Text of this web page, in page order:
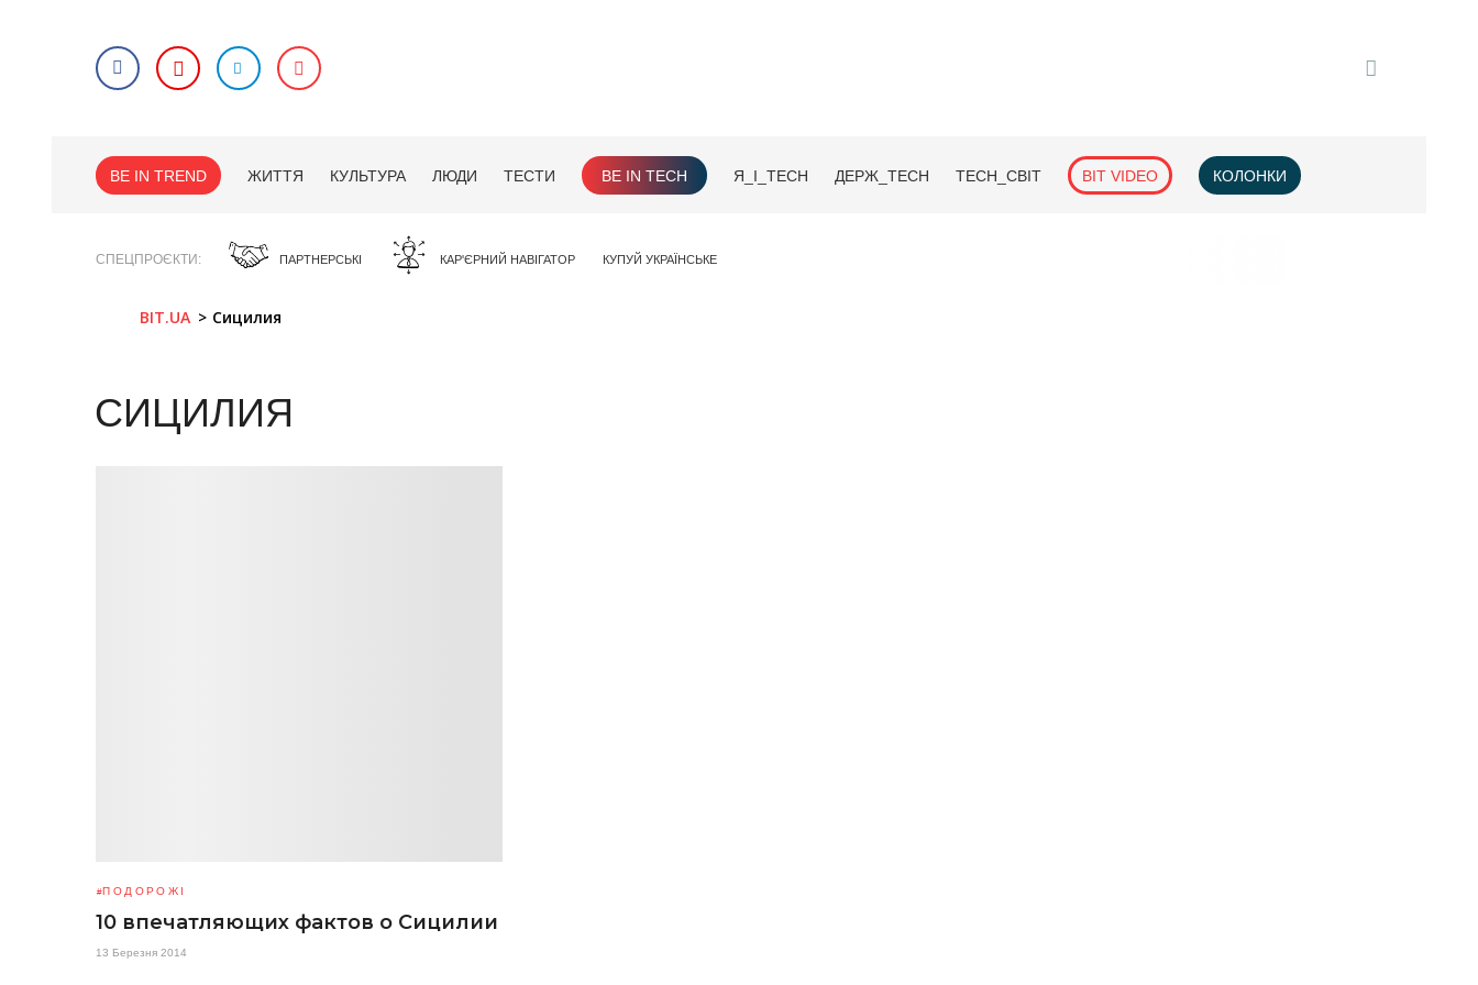
BE IN TREND ЖИТТЯ КУЛЬТУРА ЛЮДИ ТЕСТИ BE IN TECH Я_І_TECH ДЕРЖ_TECH TECH_СВІТ BIT VIDEO КОЛОНКИ
СПЕЦПРОЄКТИ ПАРТНЕРСЬКІ КАР'ЄРНИЙ НАВІГАТОР КУПУЙ УКРАЇНСЬКЕ
BIT.UA Сицилия
СИЦИЛИЯ
ПОДОРОЖІ
10 впечатляющих фактов о Сицилии
13 Березня 2014